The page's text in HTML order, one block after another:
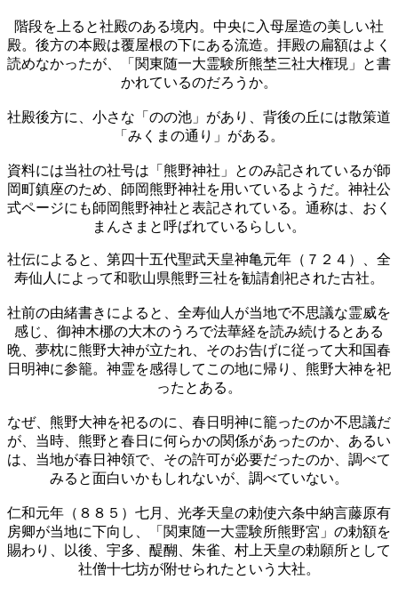
階段を上ると社殿のある境内。中央に入母屋造の美しい社
殿。後方の本殿は覆屋根の下にある流造。拝殿の扁額はよく
読めなかったが、「関東随一大霊験所熊埜三社大権現」と書
かれているのだろうか。
社殿後方に、小さな「のの池」があり、背後の丘には散策道
「みくまの通り」がある。
資料には当社の社号は「熊野神社」とのみ記されているが師
岡町鎮座のため、師岡熊野神社を用いているようだ。神社公
式ページにも師岡熊野神社と表記されている。通称は、おく
まんさまと呼ばれているらしい。
社伝によると、第四十五代聖武天皇神亀元年（７２４）、全
寿仙人によって和歌山県熊野三社を勧請創祀された古社。
社前の由緒書きによると、全寿仙人が当地で不思議な霊威を
感じ、御神木梛の大木のうろで法華経を読み続けるとある
晩、夢枕に熊野大神が立たれ、そのお告げに従って大和国春
日明神に参籠。神霊を感得してこの地に帰り、熊野大神を祀
ったとある。
なぜ、熊野大神を祀るのに、春日明神に籠ったのか不思議だ
が、当時、熊野と春日に何らかの関係があったのか、あるい
は、当地が春日神領で、その許可が必要だったのか、調べて
みると面白いかもしれないが、調べていない。
仁和元年（８８５）七月、光孝天皇の勅使六条中納言藤原有
房卿が当地に下向し、「関東随一大霊験所熊野宮」の勅額を
賜わり、以後、宇多、醍醐、朱雀、村上天皇の勅願所として
社僧十七坊が附せられたという大社。